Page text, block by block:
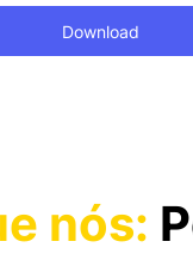
Download
nós: